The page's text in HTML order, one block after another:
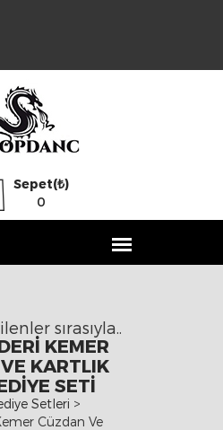
Sepet(₺)
0
sırasıyla..
KEMER
KARTLIK
SETI
Setleri >
Cüzdan Ve